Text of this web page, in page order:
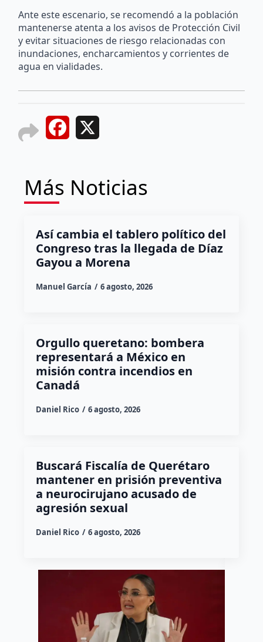
Ante este escenario, se recomendó a la población
mantenerse atenta a los avisos de Protección Civil
y evitar situaciones de riesgo relacionadas con
inundaciones, encharcamientos y corrientes de
agua en vialidades.
Facebook
Más Noticias
Así cambia el tablero político del
Congreso tras la llegada de Díaz
Gayou a Morena
Manuel García 6 agosto, 2026
Orgullo queretano: bombera
representará a México en
misión contra incendios en
Canadá
Daniel Rico 6 agosto, 2026
Buscará Fiscalía de Querétaro
mantener en prisión preventiva
a neurocirujano acusado de
agresión sexual
Daniel Rico 6 agosto, 2026